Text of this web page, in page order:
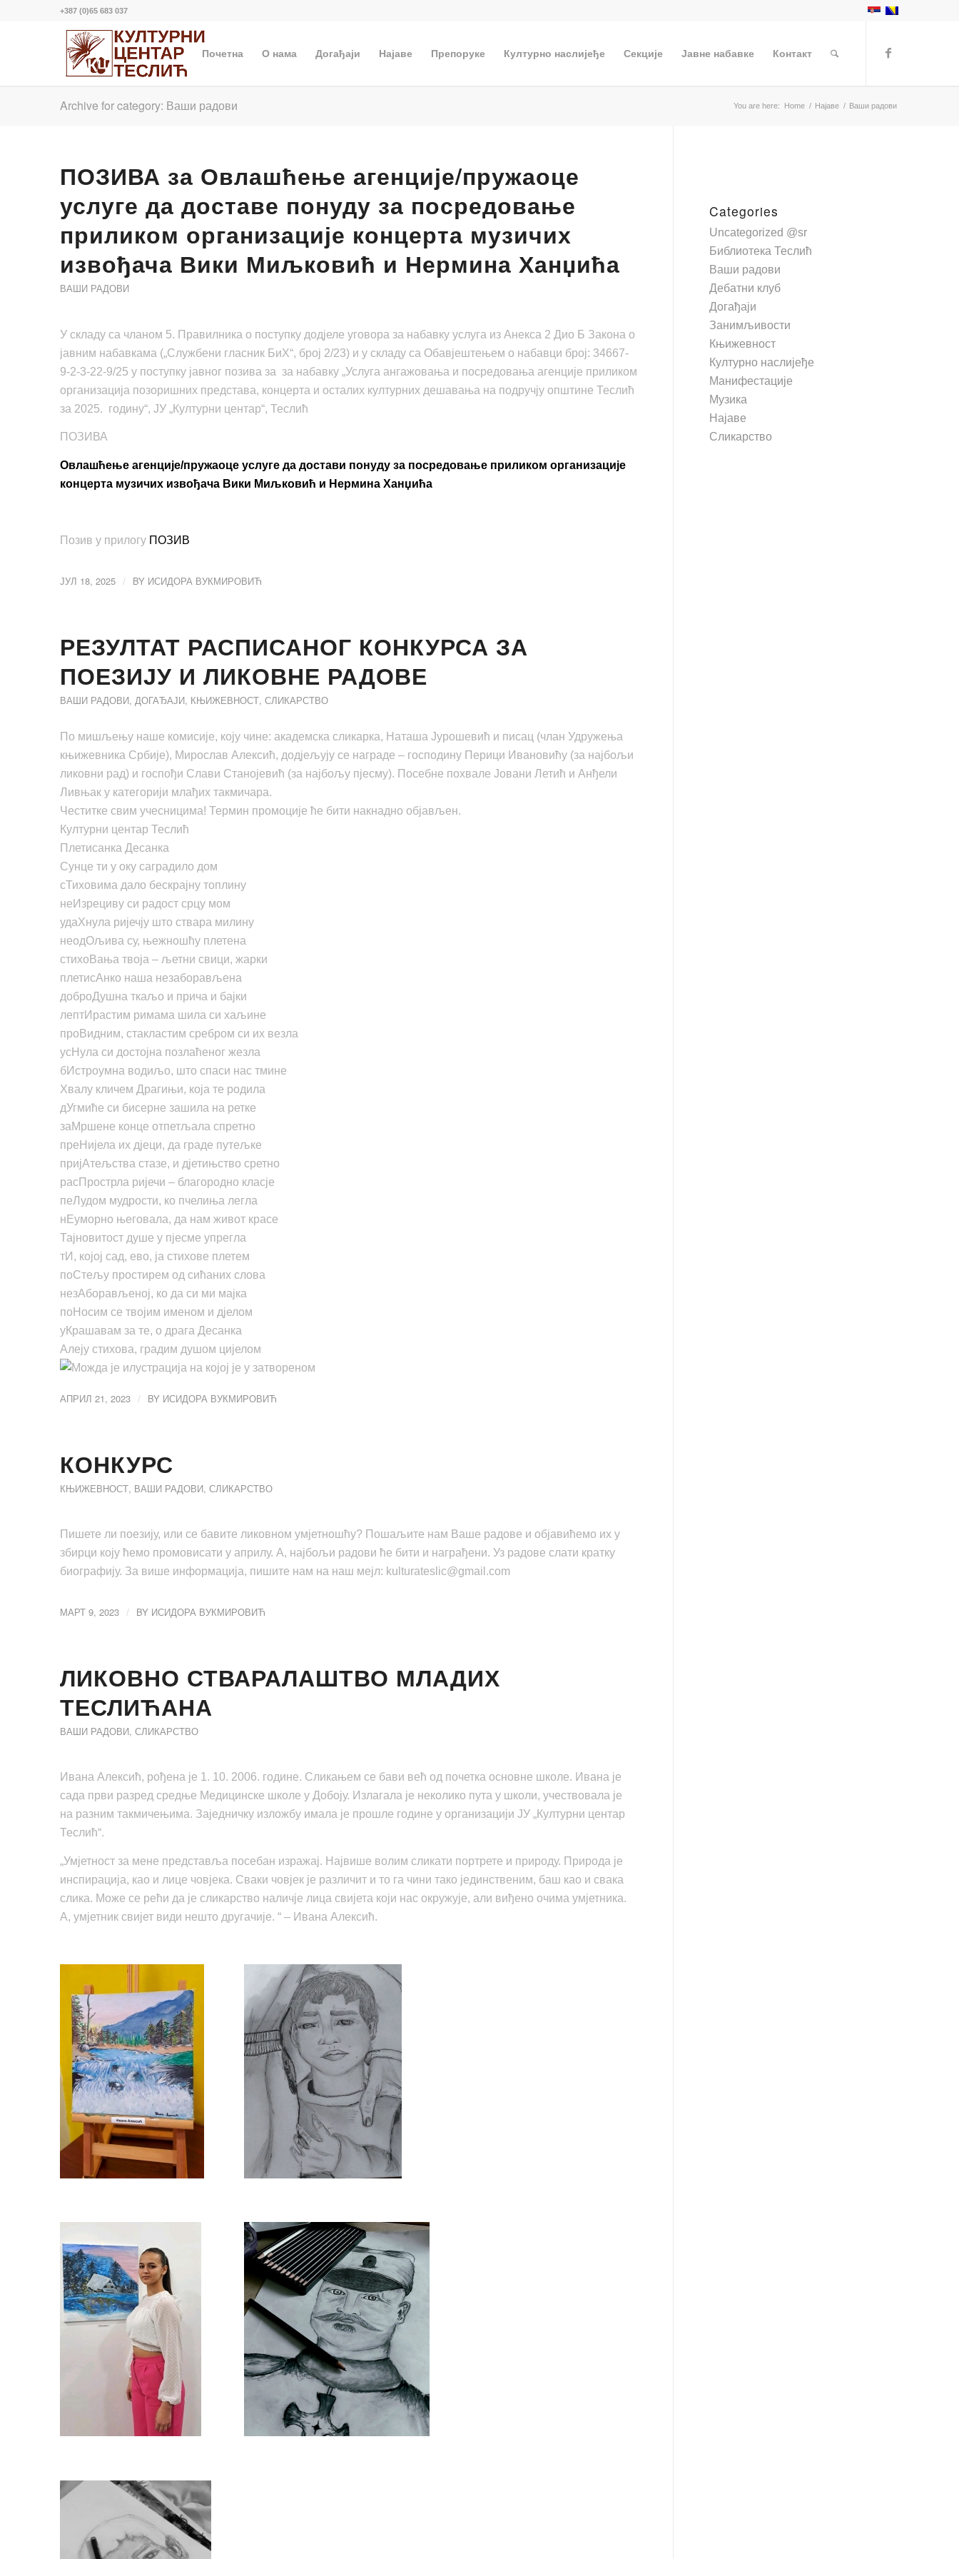
+387 (0)65 683 037
Почетна О нама Догађаји Најаве Препоруке Културно наслијеђе Секције Јавне набавке Контакт
Archive for category: Ваши радови You are here: Home / Најаве / Ваши радови
ПОЗИВА за Овлашћење агенције/пружаоце
услуге да доставе понуду за посредовање
приликом организације концерта музичих
извођача Вики Миљковић и Нермина Ханџића
ВАШИ РАДОВИ
У складу са чланом 5. Правилника о поступку додјеле уговора за набавку услуга из Анекса 2 Дио Б Закона о
јавним набавкама („Службени гласник БиХ“, број 2/23) и у складу са Обавјештењем о набавци број: 34667-
9-2-3-22-9/25 у поступку јавног позива за за набавку „Услуга ангажовања и посредовања агенције приликом
организација позоришних представа, концерта и осталих културних дешавања на подручју општине Теслић
за 2025. годину“, ЈУ „Културни центар“, Теслић
ПОЗИВА
Овлашћење агенције/пружаоце услуге да достави понуду за посредовање приликом организације
концерта музичих извођача Вики Миљковић и Нермина Ханџића
Позив у прилогу ПОЗИВ
ЈУЛ 18, 2025 / BY ИСИДОРА ВУКМИРОВИЋ
РЕЗУЛТАТ РАСПИСАНОГ КОНКУРСА ЗА
ПОЕЗИЈУ И ЛИКОВНЕ РАДОВЕ
ВАШИ РАДОВИ, ДОГАЂАЈИ, КЊИЖЕВНОСТ, СЛИКАРСТВО
По мишљењу наше комисије, коју чине: академска сликарка, Наташа Јурошевић и писац (члан Удружења
књижевника Србије), Мирослав Алексић, додјељују се награде – господину Перици Ивановићу (за најбољи
ликовни рад) и госпођи Слави Станојевић (за најбољу пјесму). Посебне похвале Јовани Летић и Анђели
Ливњак у категорији млађих такмичара.
Честитке свим учесницима! Термин промоције ће бити накнадно објављен.
Културни центар Теслић
Плетисанка Десанка
Сунце ти у оку саградило дом
сТиховима дало бескрајну топлину
неИзрециву си радост срцу мом
удаХнула ријечју што ствара милину
неодОљива су, њежношћу плетена
стихоВања твоја – љетни свици, жарки
плетисАнко наша незаборављена
доброДушна ткаљо и прича и бајки
лептИрастим римама шила си хаљине
проВидним, стакластим сребром си их везла
усНула си достојна позлаћеног жезла
бИстроумна водиљо, што спаси нас тмине
Хвалу кличем Драгињи, која те родила
дУгмиће си бисерне зашила на ретке
заМршене конце отпетљала спретно
преНијела их дјеци, да граде путељке
пријАтељства стазе, и дјетињство сретно
расПрострла ријечи – благородно класје
пеЛудом мудрости, ко пчелиња легла
нЕуморно његовала, да нам живот красе
Тајновитост душе у пјесме упрегла
тИ, којој сад, ево, ја стихове плетем
поСтељу простирем од сићаних слова
незАборављеној, ко да си ми мајка
поНосим се твojим именом и дјелом
уКрашавам за те, о драга Десанка
Алеју стихова, градим душом цијелом
АПРИЛ 21, 2023 / BY ИСИДОРА ВУКМИРОВИЋ
КОНКУРС
КЊИЖЕВНОСТ, ВАШИ РАДОВИ, СЛИКАРСТВО
Пишете ли поезију, или се бавите ликовном умјетношћу? Пошаљите нам Ваше радове и објавићемо их у
збирци коју ћемо промовисати у априлу. А, најбољи радови ће бити и награђени. Уз радове слати кратку
биографију. За више информација, пишите нам на наш мејл: kulturateslic@gmail.com
МАРТ 9, 2023 / BY ИСИДОРА ВУКМИРОВИЋ
ЛИКОВНО СТВАРАЛАШТВО МЛАДИХ
ТЕСЛИЋАНА
ВАШИ РАДОВИ, СЛИКАРСТВО
Ивана Алексић, рођена је 1. 10. 2006. године. Сликањем се бави већ од почетка основне школе. Ивана је
сада први разред средње Медицинске школе у Добоју. Излагала је неколико пута у школи, учествовала је
на разним такмичењима. Заједничку изложбу имала је прошле године у организацији ЈУ „Културни центар
Теслић“.
„Умјетност за мене представља посебан изражај. Највише волим сликати портрете и природу. Природа је
инспирација, као и лице човјека. Сваки човјек је различит и то га чини тако јединственим, баш као и свака
слика. Може се рећи да је сликарство наличје лица свијета који нас окружује, али виђено очима умјетника.
А, умјетник свијет види нешто другачије. “ – Ивана Алексић.
Categories
Uncategorized @sr
Библиотека Теслић
Ваши радови
Дебатни клуб
Догађаји
Занимљивости
Књижевност
Културно наслијеђе
Манифестације
Музика
Најаве
Сликарство